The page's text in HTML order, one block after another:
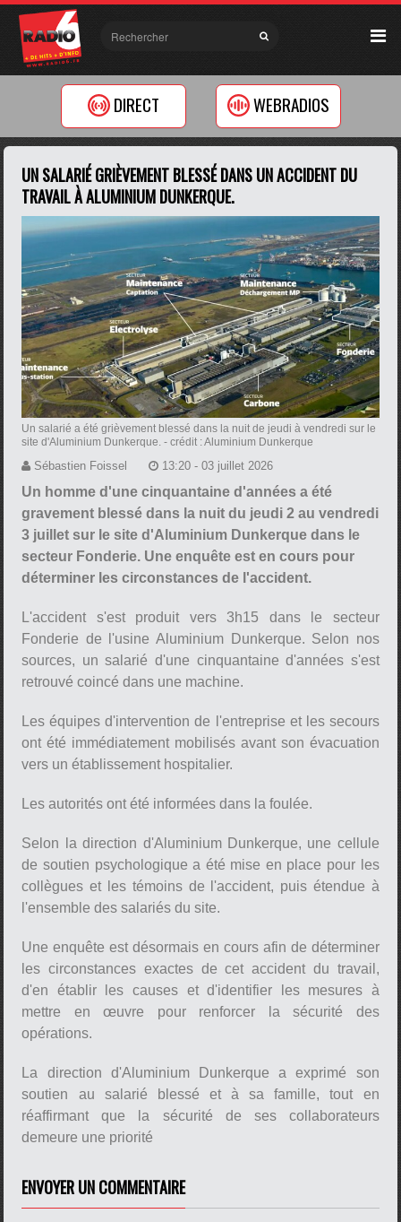
DIRECT WEBRADIOS
UN SALARIÉ GRIÈVEMENT BLESSÉ DANS UN ACCIDENT DU
TRAVAIL À ALUMINIUM DUNKERQUE.
Un salarié a été grièvement blessé dans la nuit de jeudi à vendredi sur le
site d'Aluminium Dunkerque. - crédit : Aluminium Dunkerque
Sébastien Foissel 13:20 - 03 juillet 2026
Un homme d'une cinquantaine d'années a été
gravement blessé dans la nuit du jeudi 2 au vendredi
3 juillet sur le site d'Aluminium Dunkerque dans le
secteur Fonderie. Une enquête est en cours pour
déterminer les circonstances de l'accident.
L'accident s'est produit vers 3h15 dans le secteur
Fonderie de l'usine Aluminium Dunkerque. Selon nos
sources, un salarié d'une cinquantaine d'années s'est
retrouvé coincé dans une machine.
Les équipes d'intervention de l'entreprise et les secours
ont été immédiatement mobilisés avant son évacuation
vers un établissement hospitalier.
Les autorités ont été informées dans la foulée.
Selon la direction d'Aluminium Dunkerque, une cellule
de soutien psychologique a été mise en place pour les
collègues et les témoins de l'accident, puis étendue à
l'ensemble des salariés du site.
Une enquête est désormais en cours afin de déterminer
les circonstances exactes de cet accident du travail,
d'en établir les causes et d'identifier les mesures à
mettre en œuvre pour renforcer la sécurité des
opérations.
La direction d'Aluminium Dunkerque a exprimé son
soutien au salarié blessé et à sa famille, tout en
réaffirmant que la sécurité de ses collaborateurs
demeure une priorité
ENVOYER UN COMMENTAIRE